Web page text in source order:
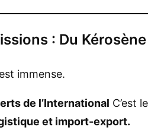
: Du
immense.
de l’International C’est
et import-export.